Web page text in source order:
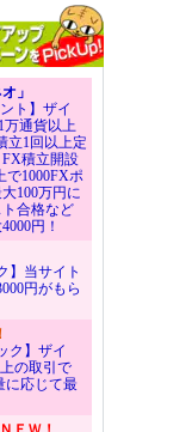
」
ト】ザイ
万通貨以上
立1回以上定
積立開設
で1000FXポ
100万円に
合格など
円！
】当サイト
円がもら
ク】ザイ
の取引で
に応じて最